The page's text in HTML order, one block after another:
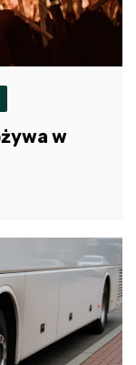
w